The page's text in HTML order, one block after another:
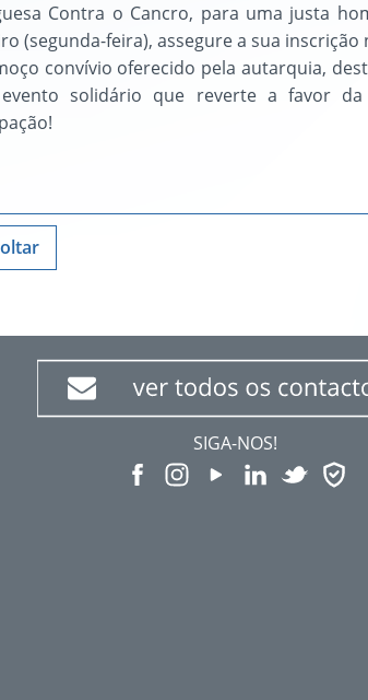
Contra o Cancro, para uma justa
(segunda-feira), assegure a sua
convívio oferecido pela autarquia,
solidário que reverte a favor
SIGA-NOS!